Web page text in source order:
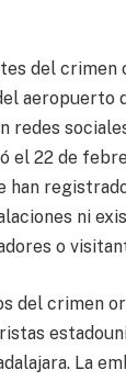
del crimen
aeropuerto
redes
el 22 de
han
ni
o
del crimen
La